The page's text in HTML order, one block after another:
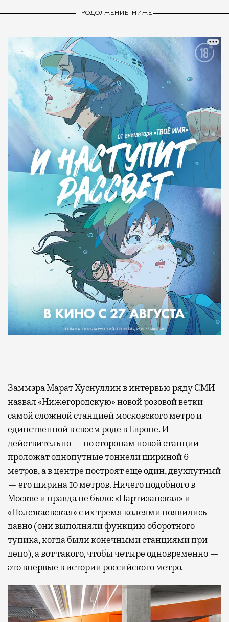
ПРОДОЛЖЕНИЕ НИЖЕ
Заммэра Марат Хуснуллин в интервью ряду СМИ
назвал «Нижегородскую» новой розовой ветки
самой сложной станцией московского метро и
единственной в своем роде в Европе. И
действительно — по сторонам новой станции
проложат однопутные тоннели шириной 6
метров, а в центре построят еще один, двухпутный
— его ширина 10 метров. Ничего подобного в
Москве и правда не было: «Партизанская» и
«Полежаевская» с их тремя колеями появились
давно (они выполняли функцию оборотного
тупика, когда были конечными станциями при
депо), а вот такого, чтобы четыре одновременно —
это впервые в истории российского метро.